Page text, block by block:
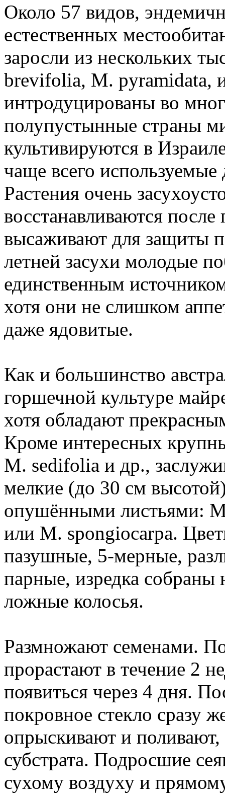
Около 57 видов,
естественных
заросли из нескольких
brevifolia, М. pyramidata,
интродуцированы во
полупустынные страны
культивируются в
чаще всего
Растения очень
восстанавливаются
высаживают для защиты
летней засухи молодые
единственным
хотя они не слишком
даже ядовитые.
Как и большинство
горшечной культуре
хотя обладают
Кроме интересных
М. sedifolia и др.,
мелкие (до 30 см
опушёнными листьями:
или М. spongiocarpa.
пазушные, 5-мерные,
парные, изредка собраны
ложные колосья.
Размножают семенами.
прорастают в течение 2
появиться через 4 дня.
покровное стекло сразу
опрыскивают и
субстрата. Подросшие
сухому воздуху и